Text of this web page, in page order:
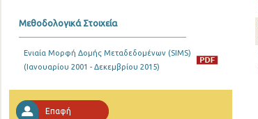
Ιουλίου 2025
Μαΐου 2025
Μεθοδολογικά Στοιχεία
Ενιαία Μορφή Δομής Μεταδεδομένων (SIMS)
(Ιανουαρίου 2001 - Δεκεμβρίου 2015)
Επαφή